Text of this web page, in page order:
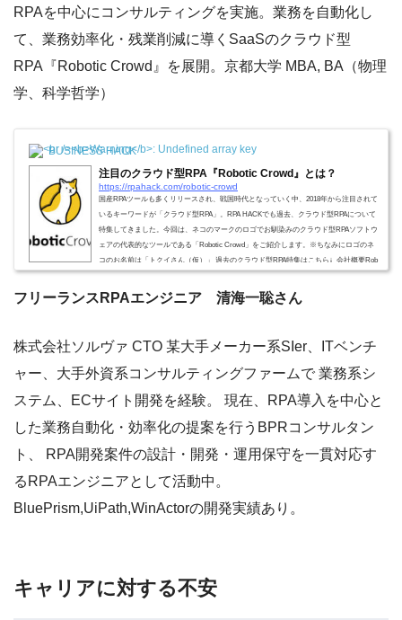
RPAを中心にコンサルティングを実施。業務を自動化し
て、業務効率化・残業削減に導くSaaSのクラウド型
RPA『Robotic Crowd』を展開。京都大学 MBA, BA（物理
学、科学哲学）
BUSINESS HACK
注目のクラウド型RPA『Robotic Crowd』とは？
https://rpahack.com/robotic-crowd
国産RPAツールも多くリリースされ、戦国時代となっていく中、2018年から注目されて
いるキーワードが「クラウド型RPA」。RPA HACKでも過去、クラウド型RPAについて
特集してきました。今回は、ネコのマークのロゴでお馴染みのクラウド型RPAソフトウ
ェアの代表的なツールである「Robotic Crowd」をご紹介します。※ちなみにロゴのネ
コのお名前は「トクイさん（仮）」 過去のクラウド型RPA特集はこちら↓ 会社概要Rob
otic Crowdを作っているのは、株式会社チュートリアルです。2014年に代表の福田さん
が立ち上げたチュートリ...
フリーランスRPAエンジニア 清海一聡さん
株式会社ソルヴァ CTO 某大手メーカー系SIer、ITベンチ
ャー、大手外資系コンサルティングファームで 業務系シ
ステム、ECサイト開発を経験。 現在、RPA導入を中心と
した業務自動化・効率化の提案を行うBPRコンサルタン
ト、 RPA開発案件の設計・開発・運用保守を一貫対応す
るRPAエンジニアとして活動中。
BluePrism,UiPath,WinActorの開発実績あり。
キャリアに対する不安